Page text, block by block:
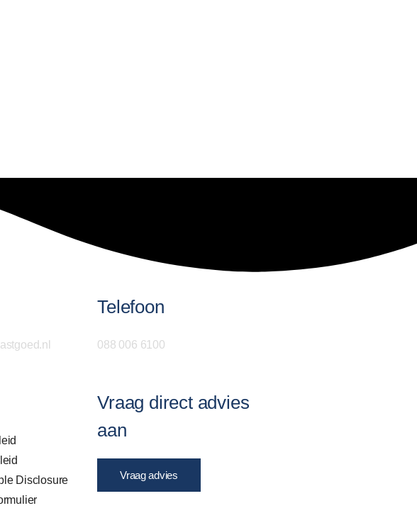
Telefoon
088 006 6100
Disclosure
Vraag direct advies
aan
Vraag advies